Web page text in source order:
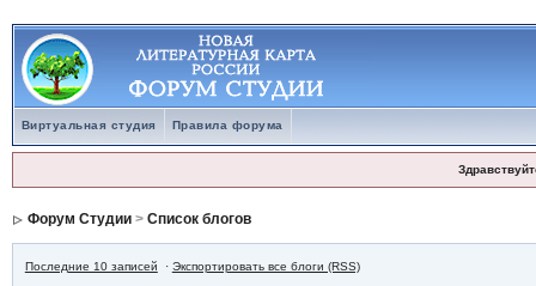
Виртуальная студия Правила форума
Форум Студии> Список блогов
Последние 10 записей · Экспортировать все блоги (RSS)